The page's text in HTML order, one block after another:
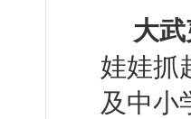
大
娃娃抓
及中小